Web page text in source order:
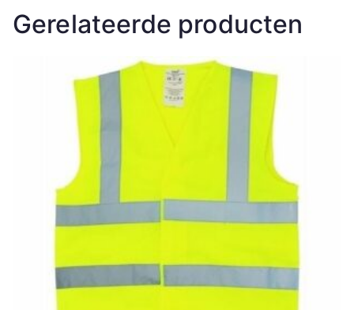
Gerelateerde producten